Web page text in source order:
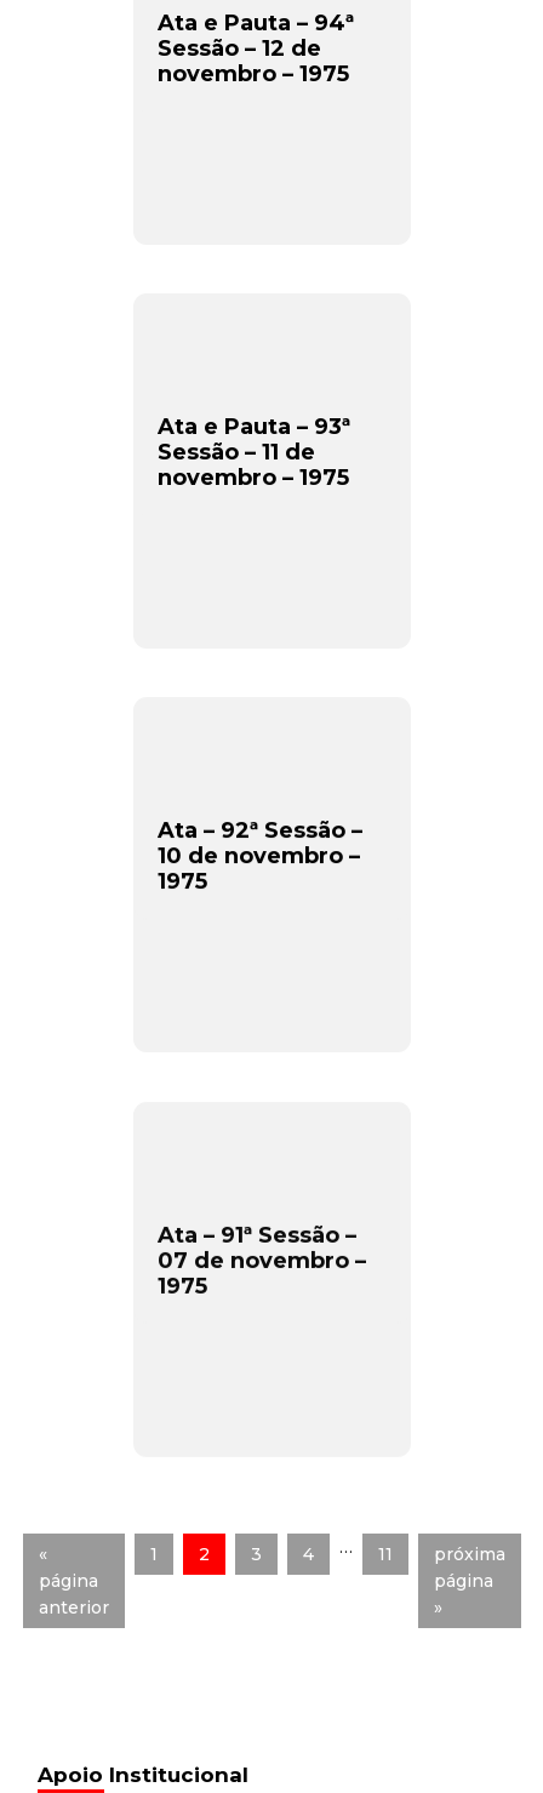
Ata e Pauta – 94ª
Sessão – 12 de
novembro – 1975
Ata e Pauta – 93ª
Sessão – 11 de
novembro – 1975
Ata – 92ª Sessão –
10 de novembro –
1975
Ata – 91ª Sessão –
07 de novembro –
1975
«
página
anterior
1 2 3 4 … 11
próxima
página
»
Apoio Institucional